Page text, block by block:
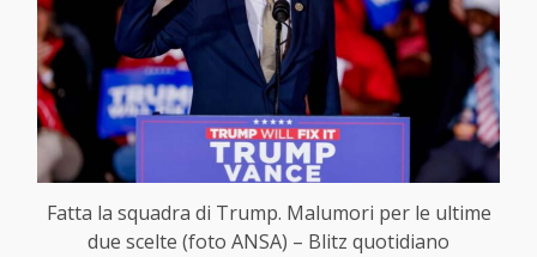
Fatta la squadra di Trump. Malumori per le ultime
due scelte (foto ANSA) – Blitz quotidiano